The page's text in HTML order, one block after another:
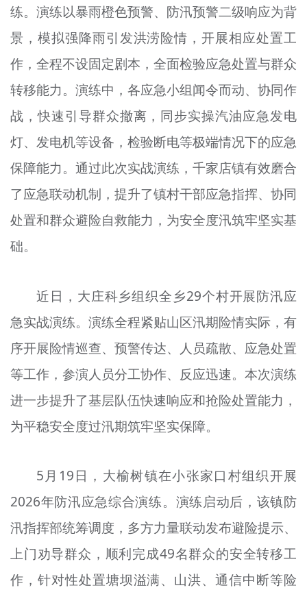
练。演练以暴雨橙色预警、防汛预警二级响应为背
景，模拟强降雨引发洪涝险情，开展相应处置工
作，全程不设固定剧本，全面检验应急处置与群众
转移能力。演练中，各应急小组闻令而动、协同作
战，快速引导群众撤离，同步实操汽油应急发电
灯、发电机等设备，检验断电等极端情况下的应急
保障能力。通过此次实战演练，千家店镇有效磨合
了应急联动机制，提升了镇村干部应急指挥、协同
处置和群众避险自救能力，为安全度汛筑牢坚实基
础。
近日，大庄科乡组织全乡29个村开展防汛应
急实战演练。演练全程紧贴山区汛期险情实际，有
序开展险情巡查、预警传达、人员疏散、应急处置
等工作，参演人员分工协作、反应迅速。本次演练
进一步提升了基层队伍快速响应和抢险处置能力，
为平稳安全度过汛期筑牢坚实保障。
5月19日，大榆树镇在小张家口村组织开展
2026年防汛应急综合演练。演练启动后，该镇防
汛指挥部统筹调度，多方力量联动发布避险提示、
上门劝导群众，顺利完成49名群众的安全转移工
作，针对性处置塘坝溢满、山洪、通信中断等险